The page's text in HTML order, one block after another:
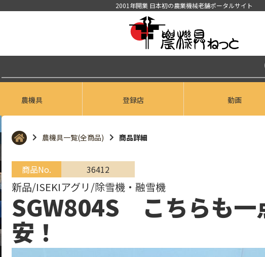
2001年開業 日本初の農業機械老舗ポータルサイト
農機具 登録店 動画
農機具一覧(全商品) 商品詳細
商品No. 36412
新品/ISEKIアグリ/除雪機・融雪機
SGW804S こちらも一
安！